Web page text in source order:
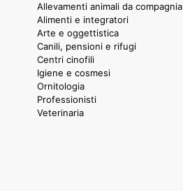
Allevamenti animali da compagnia
Alimenti e integratori
Arte e oggettistica
Canili, pensioni e rifugi
Centri cinofili
Igiene e cosmesi
Ornitologia
Professionisti
Veterinaria